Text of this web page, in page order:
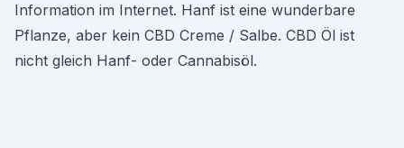
Information im Internet. Hanf ist eine wunderbare
Pflanze, aber kein CBD Creme / Salbe. CBD Öl ist
nicht gleich Hanf- oder Cannabisöl.